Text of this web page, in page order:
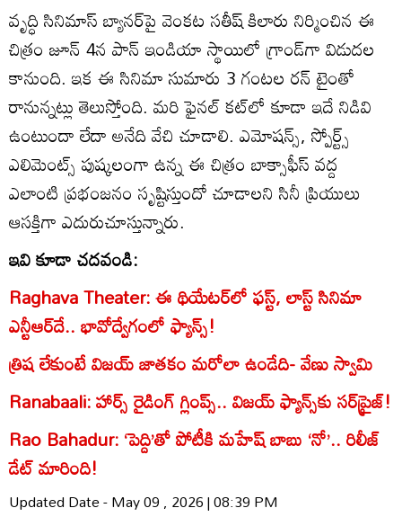
వృద్ధి సినిమాస్ బ్యానర్‌పై వెంకట సతీష్ కిలారు నిర్మించిన ఈ
చిత్రం జూన్ 4న పాన్ ఇండియా స్థాయిలో గ్రాండ్‌గా విడుదల
కానుంది. ఇక ఈ సినిమా సుమారు 3 గంటల రన్ టైంతో
రానున్నట్లు తెలుస్తోంది. మరి ఫైనల్ కట్‌లో కూడా ఇదే నిడివి
ఉంటుందా లేదా అనేది వేచి చూడాలి. ఎమోషన్స్, స్పోర్ట్స్
ఎలిమెంట్స్ పుష్కలంగా ఉన్న ఈ చిత్రం బాక్సాఫీస్ వద్ద
ఎలాంటి ప్రభంజనం సృష్టిస్తుందో చూడాలని సినీ ప్రియులు
ఆసక్తిగా ఎదురుచూస్తున్నారు.
ఇవి కూడా చదవండి:
Raghava Theater: ఈ థియేటర్‌లో ఫస్ట్, లాస్ట్ సినిమా
ఎన్టీఆర్‌దే.. భావోద్వేగంలో ఫ్యాన్స్!
త్రిష లేకుంటే విజయ్ జాతకం మరోలా ఉండేది- వేణు స్వామి
Ranabaali: హార్స్ రైడింగ్ గ్లింప్స్.. విజయ్ ఫ్యాన్స్‌కు సర్‌ప్రైజ్!
Rao Bahadur: ‘పెద్ది’తో పోటీకి మహేష్ బాబు ‘నో’.. రిలీజ్
డేట్ మారింది!
Updated Date - May 09 , 2026 | 08:39 PM